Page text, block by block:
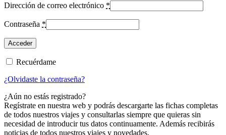
Dirección de correo electrónico *
Contraseña *
Recuérdame
¿Olvidaste la contraseña?
¿Aún no estás registrado?
Regístrate en nuestra web y podrás descargarte las fichas completas
de todos nuestros viajes y consultarlas siempre que quieras sin
necesidad de introducir tus datos continuamente. Además recibirás
noticias de todos nuestros viajes y novedades.